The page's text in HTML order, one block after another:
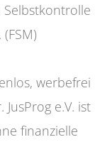
Selbstkontrolle
werbefrei
e.V. ist
finanzielle